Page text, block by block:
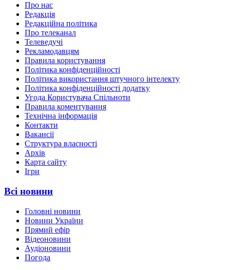
Про нас
Редакція
Редакційна політика
Про телеканал
Телеведучі
Рекламодавцям
Правила користування
Політика конфіденційності
Політика використання штучного інтелекту
Політика конфіденційності додатку
Угода Користувача Спільноти
Правила коментування
Технічна інформація
Контакти
Вакансії
Структура власності
Архів
Карта сайту
Ігри
Всі новини
Головні новини
Новини України
Прямий ефір
Відеоновини
Аудіоновини
Погода